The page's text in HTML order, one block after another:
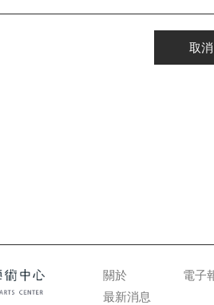
取消
關於
最新消息
電子